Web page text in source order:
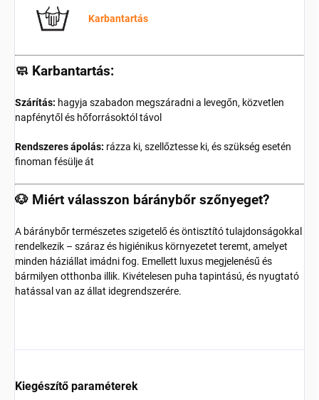
Karbantartás
🧼 Karbantartás:
Szárítás: hagyja szabadon megszáradni a levegőn, közvetlen
napfénytől és hőforrásoktól távol
Rendszeres ápolás: rázza ki, szellőztesse ki, és szükség esetén
finoman fésülje át
🐶 Miért válasszon báránybőr szőnyeget?
A báránybőr természetes szigetelő és öntisztító tulajdonságokkal
rendelkezik – száraz és higiénikus környezetet teremt, amelyet
minden háziállat imádni fog. Emellett luxus megjelenésű és
bármilyen otthonba illik. Kivételesen puha tapintású, és nyugtató
hatással van az állat idegrendszerére.
Kiegészítő paraméterek